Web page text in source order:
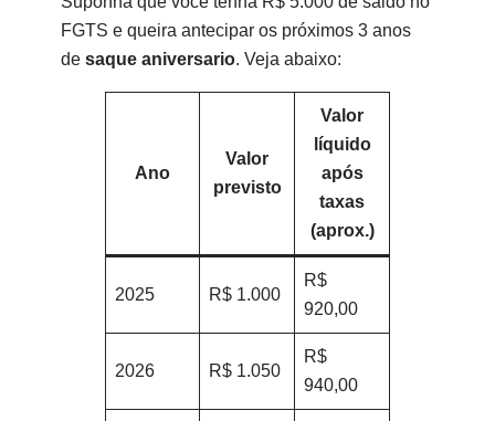
FGTS e queira antecipar os próximos 3 anos
de saque aniversario. Veja abaixo:
Ano
Valor
previsto
Valor
líquido
após
taxas
(aprox.)
2025 R$ 1.000
R$
920,00
2026 R$ 1.050
R$
940,00